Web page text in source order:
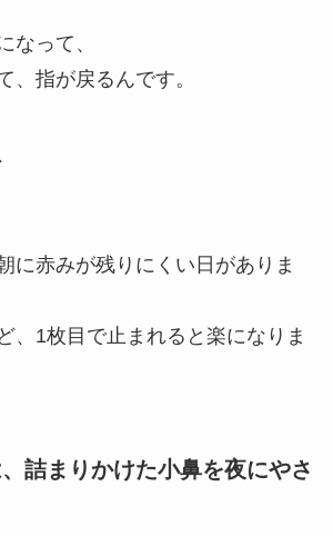
なって、
、指が戻るんです。
に赤みが残りにくい日がありま
、1枚目で止まれると楽になりま
詰まりかけた小鼻を夜にやさ